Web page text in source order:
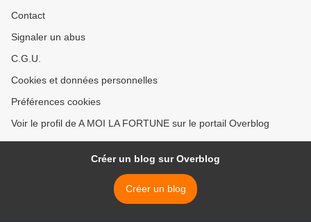
Contact
Signaler un abus
C.G.U.
Cookies et données personnelles
Préférences cookies
Voir le profil de A MOI LA FORTUNE sur le portail Overblog
Créer un blog sur Overblog
Créer un blog